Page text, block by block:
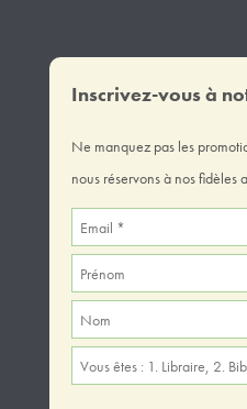
Inscrivez-vous à
Ne manquez pas les
nous réservons à nos fidèles